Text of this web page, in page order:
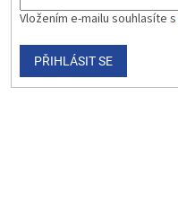
Vložením e-mailu souhlasíte s
PŘIHLÁSIT SE